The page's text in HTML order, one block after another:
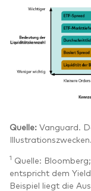
Quelle: Vanguard.
Illustrationszwecken.
1 Quelle:
entspricht dem
Beispiel liegt die